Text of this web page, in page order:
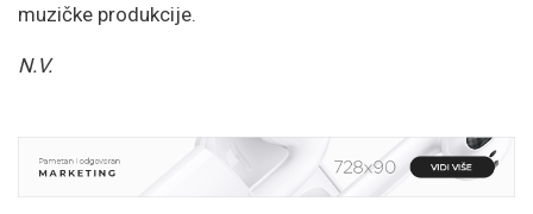
muzičke produkcije.
N.V.